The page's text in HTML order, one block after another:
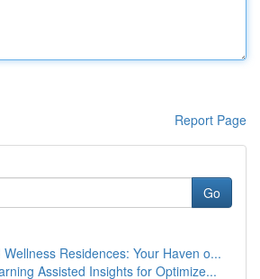
Report Page
Go
Residences: Your Haven o...
Assisted Insights for Optimize...